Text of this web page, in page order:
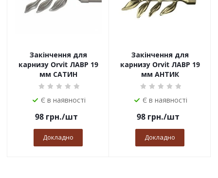
Закінчення для
карнизу Orvit ЛАВР 19
мм САТИН
Є в наявності
98 грн./шт
Докладно
Закінчення для
карнизу Orvit ЛАВР 19
мм АНТИК
Є в наявності
98 грн./шт
Докладно